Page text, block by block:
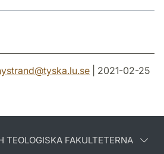
@tyska.lu.se | 2021-02-25
TEOLOGISKA FAKULTETERNA